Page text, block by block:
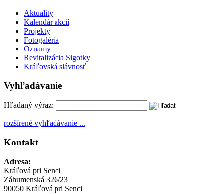
Aktuality
Kalendár akcií
Projekty
Fotogaléria
Oznamy
Revitalizácia Sigotky
Kráľovská slávnosť
Vyhľadávanie
Hľadaný výraz:
rozšírené vyhľadávanie ...
Kontakt
Adresa:
Kráľová pri Senci
Záhumenská 326/23
90050 Kráľová pri Senci